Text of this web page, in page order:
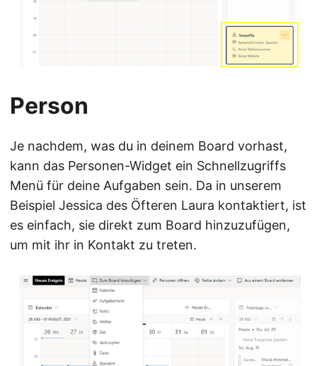
Person
Je nachdem, was du in deinem Board vorhast,
kann das Personen-Widget ein Schnellzugriffs
Menü für deine Aufgaben sein. Da in unserem
Beispiel Jessica des Öfteren Laura kontaktiert, ist
es einfach, sie direkt zum Board hinzuzufügen,
um mit ihr in Kontakt zu treten.